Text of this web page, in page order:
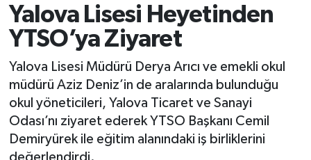
Yalova Lisesi Heyetinden
YTSO’ya Ziyaret
Yalova Lisesi Müdürü Derya Arıcı ve emekli okul
müdürü Aziz Deniz’in de aralarında bulunduğu
okul yöneticileri, Yalova Ticaret ve Sanayi
Odası’nı ziyaret ederek YTSO Başkanı Cemil
Demiryürek ile eğitim alanındaki iş birliklerini
değerlendirdi.
BİLİM VE TEKNOLOJİ
ASAYİŞ
SAĞLIK
SPOR
ULUSAL
Tüm Manşetler
Son Dakika Haberleri
Haber Arşivi